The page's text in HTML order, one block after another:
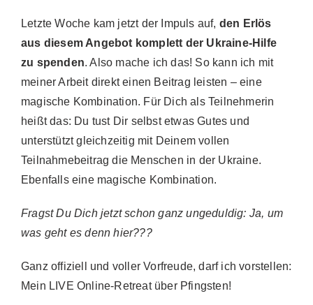
Letzte Woche kam jetzt der Impuls auf, den Erlös
aus diesem Angebot komplett der Ukraine-Hilfe
zu spenden. Also mache ich das! So kann ich mit
meiner Arbeit direkt einen Beitrag leisten – eine
magische Kombination. Für Dich als Teilnehmerin
heißt das: Du tust Dir selbst etwas Gutes und
unterstützt gleichzeitig mit Deinem vollen
Teilnahmebeitrag die Menschen in der Ukraine.
Ebenfalls eine magische Kombination.
Fragst Du Dich jetzt schon ganz ungeduldig: Ja, um
was geht es denn hier???
Ganz offiziell und voller Vorfreude, darf ich vorstellen:
Mein LIVE Online-Retreat über Pfingsten!